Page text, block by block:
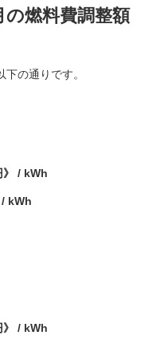
の燃料費調整額
の通りです。
》 / kWh
kWh
》 / kWh